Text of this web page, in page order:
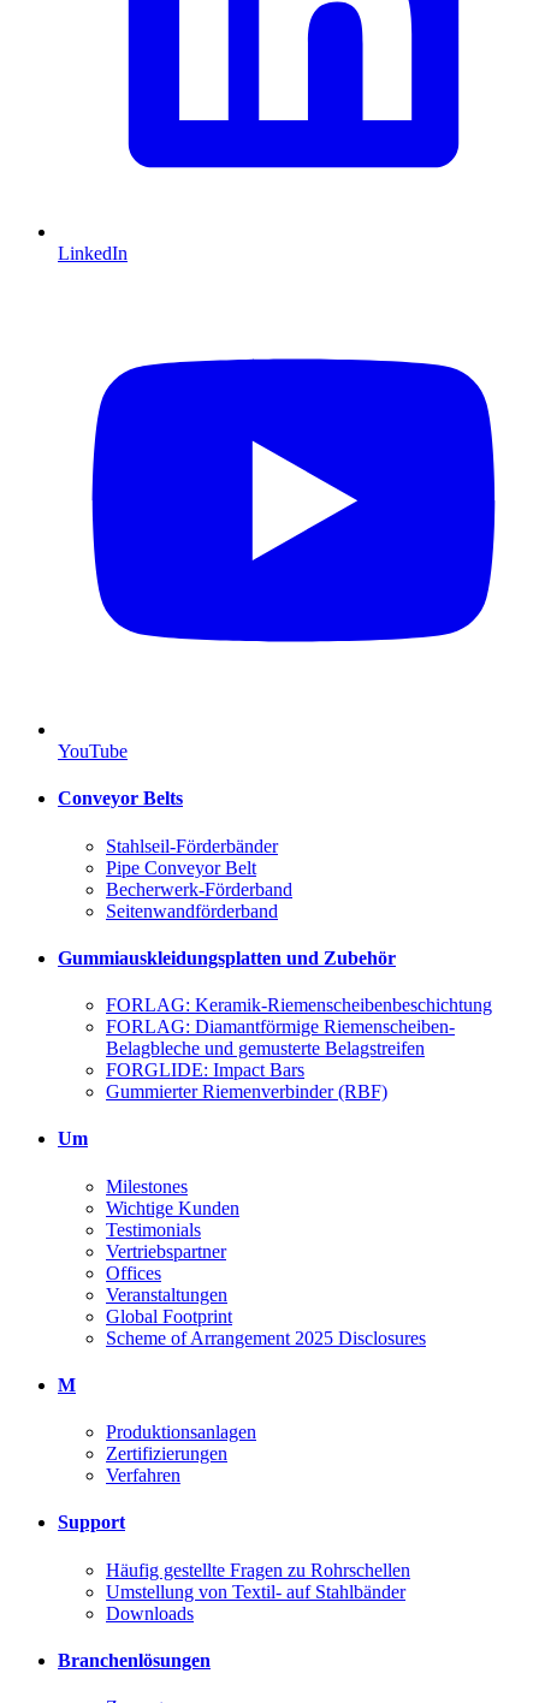
LinkedIn
YouTube
Conveyor Belts
Stahlseil-Förderbänder
Pipe Conveyor Belt
Becherwerk-Förderband
Seitenwandförderband
Gummiauskleidungsplatten und Zubehör
FORLAG: Keramik-Riemenscheibenbeschichtung
FORLAG: Diamantförmige Riemenscheiben-
Belagbleche und gemusterte Belagstreifen
FORGLIDE: Impact Bars
Gummierter Riemenverbinder (RBF)
Um
Milestones
Wichtige Kunden
Testimonials
Vertriebspartner
Offices
Veranstaltungen
Global Footprint
Scheme of Arrangement 2025 Disclosures
M
Produktionsanlagen
Zertifizierungen
Verfahren
Support
Häufig gestellte Fragen zu Rohrschellen
Umstellung von Textil- auf Stahlbänder
Downloads
Branchenlösungen